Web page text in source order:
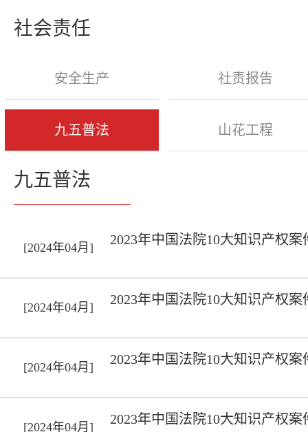
社会责任
安全生产 社责报告
九五普法 山花工程
九五普法
[2024年04月]
2023年中国法院10大知识产权案
[2024年04月]
2023年中国法院10大知识产权案
[2024年04月]
2023年中国法院10大知识产权案
[2024年04月]
2023年中国法院10大知识产权案